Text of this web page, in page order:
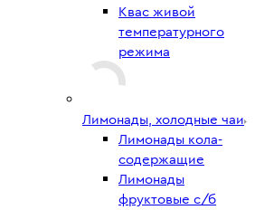
Квас живой
температурного
режима
Лимонады, холодные чаи
Лимонады кола-
содержащие
Лимонады
фруктовые с/б